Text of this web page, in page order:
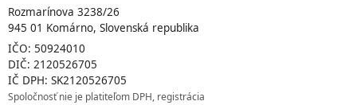
Rozmarínova 3238/26
945 01 Komárno, Slovenská republika
IČO: 50924010
DIČ: 2120526705
IČ DPH: SK2120526705
Spoločnosť nie je platiteľom DPH, registrácia